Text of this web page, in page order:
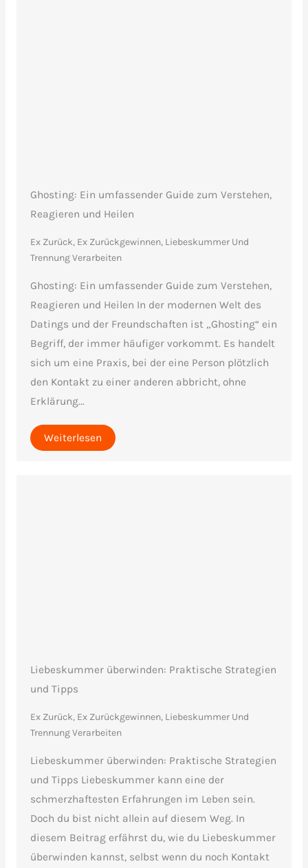
Ghosting: Ein umfassender Guide zum Verstehen,
Reagieren und Heilen
Ex Zurück, Ex Zurückgewinnen, Liebeskummer Und
Trennung Verarbeiten
Ghosting: Ein umfassender Guide zum Verstehen,
Reagieren und Heilen In der modernen Welt des
Datings und der Freundschaften ist „Ghosting“ ein
Begriff, der immer häufiger vorkommt. Es handelt
sich um eine Praxis, bei der eine Person plötzlich
den Kontakt zu einer anderen abbricht, ohne
Erklärung...
Weiterlesen
Liebeskummer überwinden: Praktische Strategien
und Tipps
Ex Zurück, Ex Zurückgewinnen, Liebeskummer Und
Trennung Verarbeiten
Liebeskummer überwinden: Praktische Strategien
und Tipps Liebeskummer kann eine der
schmerzhaftesten Erfahrungen im Leben sein.
Doch du bist nicht allein auf diesem Weg. In
diesem Beitrag erfährst du, wie du Liebeskummer
überwinden kannst, selbst wenn du noch Kontakt